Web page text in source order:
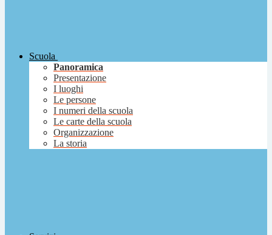
Scuola
Panoramica
Presentazione
I luoghi
Le persone
I numeri della scuola
Le carte della scuola
Organizzazione
La storia